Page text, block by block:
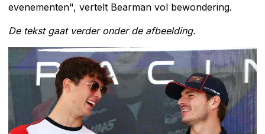
evenementen", vertelt Bearman vol bewondering.
De tekst gaat verder onder de afbeelding.